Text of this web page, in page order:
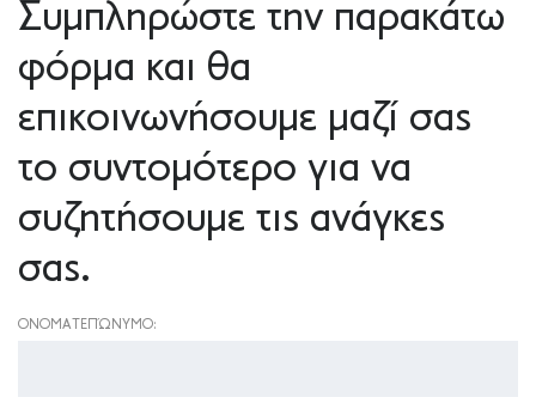
Συμπληρώστε την παρακάτω
φόρμα και θα
επικοινωνήσουμε μαζί σας
το συντομότερο για να
συζητήσουμε τις ανάγκες
σας.
ΟΝΟΜΑΤΕΠΏΝΥΜΟ: